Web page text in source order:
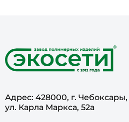
Адрес: 428000, г. Чебоксары,
ул. Карла Маркса, 52а